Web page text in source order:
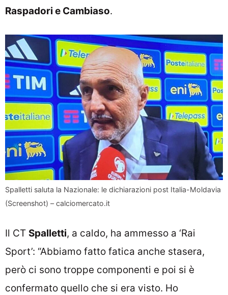
Raspadori e Cambiaso.
Spalletti saluta la Nazionale: le dichiarazioni post Italia-Moldavia
(Screenshot) – calciomercato.it
Il CT Spalletti, a caldo, ha ammesso a ‘Rai
Sport’: “Abbiamo fatto fatica anche stasera,
però ci sono troppe componenti e poi si è
confermato quello che si era visto. Ho